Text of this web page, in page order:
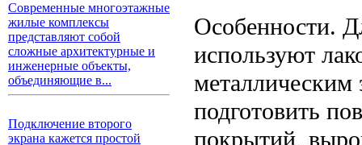
Современные многоэтажные
жилые комплексы
представляют собой
сложные архитектурные и
инженерные объекты,
объединяющие в...
Подключение второго
экрана кажется простой
Особенности.
используют
подготовить
покрытий,